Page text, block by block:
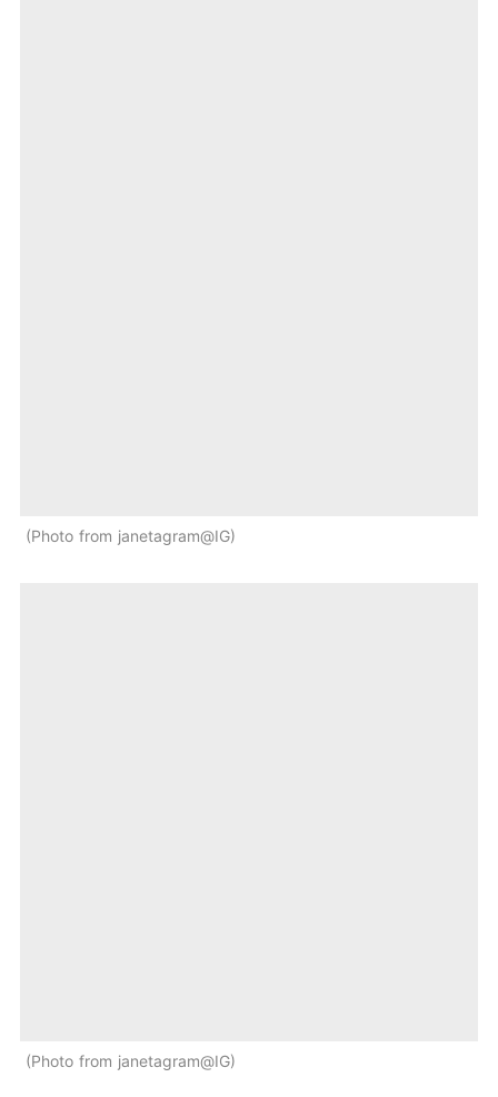
Photo from janetagram@IG
Photo from janetagram@IG